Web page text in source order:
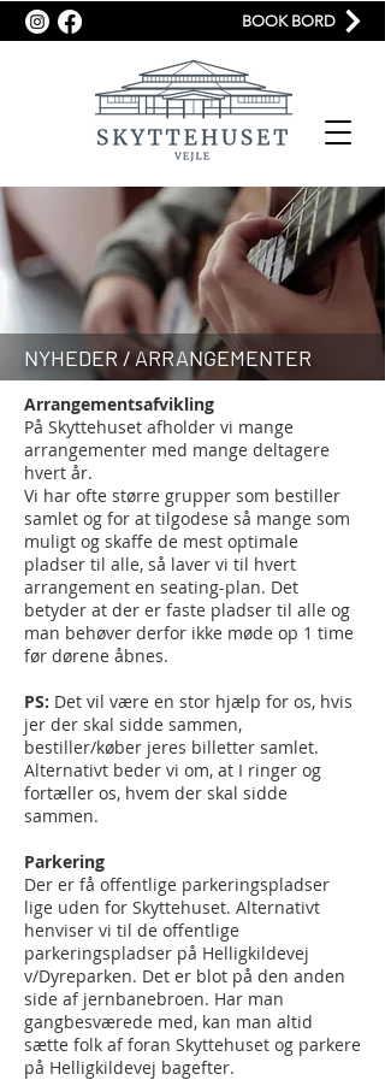
BOOK BORD
NYHEDER / ARRANGEMENTER
Arrangementsafvikling
På Skyttehuset afholder vi mange
arrangementer med mange deltagere
hvert år.
Vi har ofte større grupper som bestiller
samlet og for at tilgodese så mange som
muligt og skaffe de mest optimale
pladser til alle, så laver vi til hvert
arrangement en seating-plan. Det
betyder at der er faste pladser til alle og
man behøver derfor ikke møde op 1 time
før dørene åbnes.
PS: Det vil være en stor hjælp for os, hvis
jer der skal sidde sammen,
bestiller/køber jeres billetter samlet.
Alternativt beder vi om, at I ringer og
fortæller os, hvem der skal sidde
sammen.
Parkering
Der er få offentlige parkeringspladser
lige uden for Skyttehuset. Alternativt
henviser vi til de offentlige
parkeringspladser på Helligkildevej
v/Dyreparken. Det er blot på den anden
side af jernbanebroen. Har man
gangbesværede med, kan man altid
sætte folk af foran Skyttehuset og parkere
på Helligkildevej bagefter.